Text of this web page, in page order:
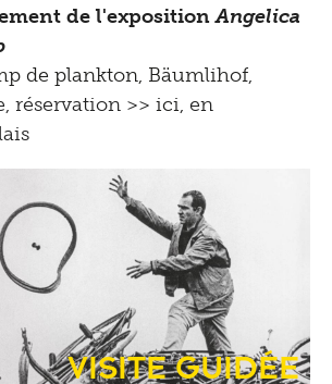
de l'expositionAngelica
de plankton, Bäumlihof,
réservation >> ici, en
Visite guidée